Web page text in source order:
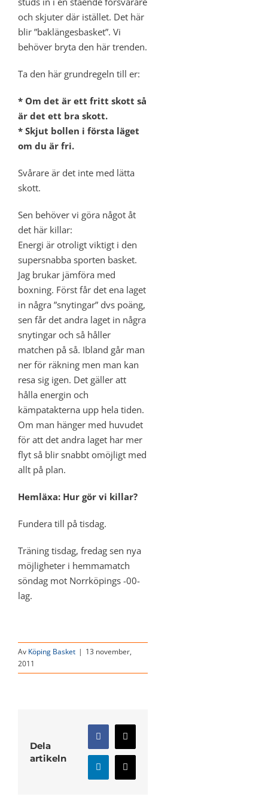
och skjuter där istället. Det här
blir ”baklängesbasket”. Vi
behöver bryta den här trenden.
Ta den här grundregeln till er:
* Om det är ett fritt skott så
är det ett bra skott.
* Skjut bollen i första läget
om du är fri.
Svårare är det inte med lätta
skott.
Sen behöver vi göra något åt
det här killar:
Energi är otroligt viktigt i den
supersnabba sporten basket.
Jag brukar jämföra med
boxning. Först får det ena laget
in några ”snytingar” dvs poäng,
sen får det andra laget in några
snytingar och så håller
matchen på så. Ibland går man
ner för räkning men man kan
resa sig igen. Det gäller att
hålla energin och
kämpatakterna upp hela tiden.
Om man hänger med huvudet
för att det andra laget har mer
flyt så blir snabbt omöjligt med
allt på plan.
Hemläxa: Hur gör vi killar?
Fundera till på tisdag.
Träning tisdag, fredag sen nya
möjligheter i hemmamatch
söndag mot Norrköpings -00-
lag.
Av Köping Basket | 13 november,
2011
Dela
artikeln
Facebook
X
LinkedInE-
post